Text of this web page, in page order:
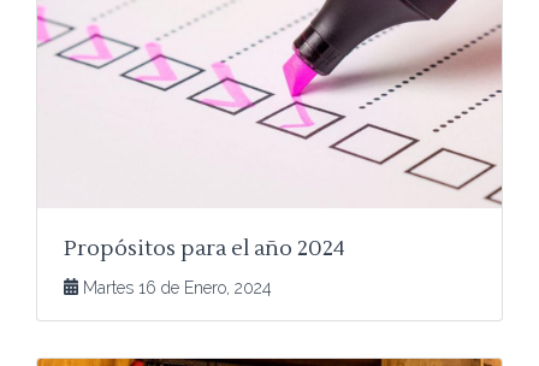
Propósitos para el año 2024
Martes 16 de Enero, 2024